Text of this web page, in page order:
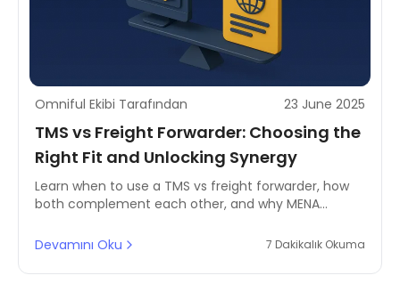
Omniful Ekibi Tarafından 23 June 2025
TMS vs Freight Forwarder: Choosing the
Right Fit and Unlocking Synergy
Learn when to use a TMS vs freight forwarder, how
both complement each other, and why MENA
the full guide now.
Devamını Oku 7 Dakikalık Okuma